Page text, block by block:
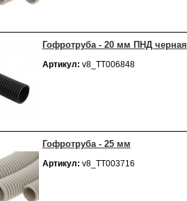
Гофротруба - 20 мм ПНД черная
Артикул: v8_ТТ006848
Гофротруба - 25 мм
Артикул: v8_ТТ003716